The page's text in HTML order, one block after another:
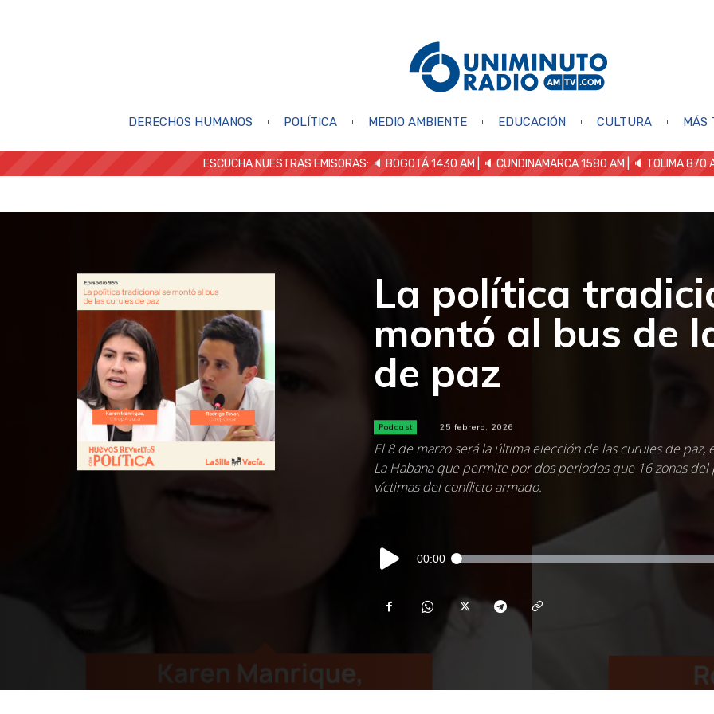
DERECHOS HUMANOS POLÍTICA MEDIO AMBIENTE EDUCACIÓN CULTURA MÁS
ESCUCHA NUESTRAS EMISORAS: 🔈 BOGOTÁ 1430 AM | 🔈 CUNDINAMARCA 1580 AM | 🔈 TOLIMA 870
La política
montó al bus de
de paz
Podcast 25 febrero, 2026
El 8 de marzo será la última elección de las curules de
La Habana que permite por dos periodos que 16 zonas
víctimas del conflicto armado.
Reproductor
de
00:00